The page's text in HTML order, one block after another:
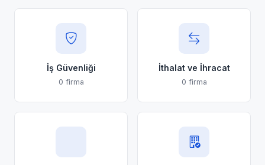
İş Güvenliği
0 firma
İthalat ve İhracat
0 firma